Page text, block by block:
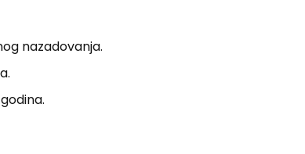
nazadovanja.